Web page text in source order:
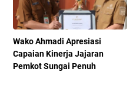
Wako Ahmadi Apresiasi
Capaian Kinerja Jajaran
Pemkot Sungai Penuh